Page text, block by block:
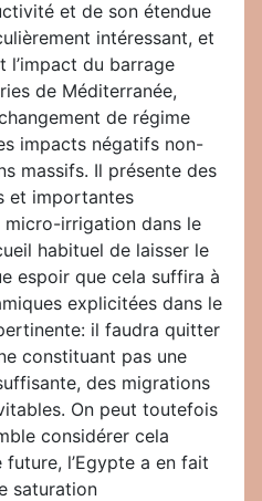
et de son étendue
intéressant, et
l’impact du barrage
de Méditerranée,
de régime
impacts négatifs non-
massifs. Il présente des
et importantes
irrigation dans le
habituel de laisser le
espoir que cela suffira à
explicitées dans le
il faudra quitter
constituant pas une
des migrations
On peut toutefois
considérer cela
l’Egypte a en fait
saturation